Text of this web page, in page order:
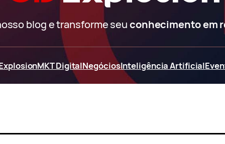
blog e transforme seuconhecimento em
MKT DigitalNegóciosInteligência Artificial